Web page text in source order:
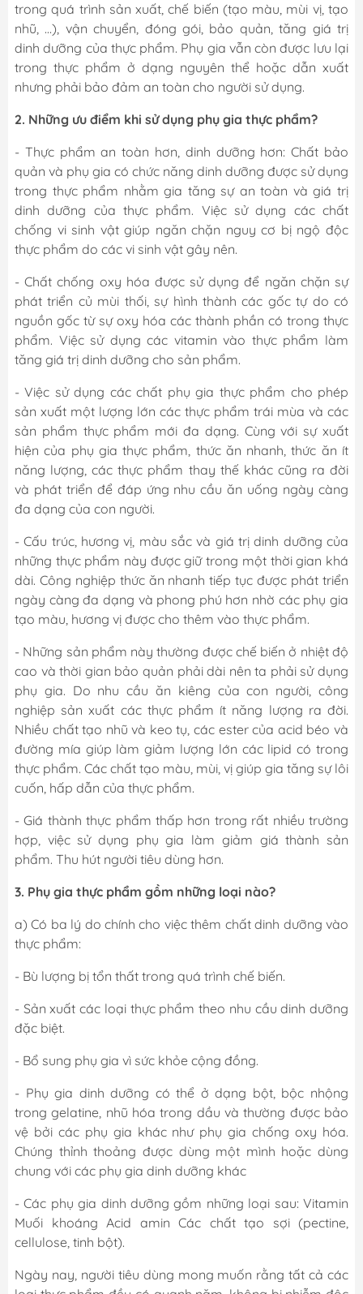
trong quá trình sản xuất, chế biến (tạo màu, mùi vị, tạo
nhũ, …), vận chuyển, đóng gói, bảo quản, tăng giá trị
dinh dưỡng của thực phẩm. Phụ gia vẫn còn được lưu lại
trong thực phẩm ở dạng nguyên thể hoặc dẫn xuất
nhưng phải bảo đảm an toàn cho người sử dụng.
2. Những ưu điểm khi sử dụng phụ gia thực phẩm?
- Thực phẩm an toàn hơn, dinh dưỡng hơn: Chất bảo
quản và phụ gia có chức năng dinh dưỡng được sử dụng
trong thực phẩm nhằm gia tăng sự an toàn và giá trị
dinh dưỡng của thực phẩm. Việc sử dụng các chất
chống vi sinh vật giúp ngăn chặn nguy cơ bị ngộ độc
thực phẩm do các vi sinh vật gây nên.
- Chất chống oxy hóa được sử dụng để ngăn chặn sự
phát triển củ mùi thối, sự hình thành các gốc tự do có
nguồn gốc từ sự oxy hóa các thành phần có trong thực
phẩm. Việc sử dụng các vitamin vào thực phẩm làm
tăng giá trị dinh dưỡng cho sản phẩm.
- Việc sử dụng các chất phụ gia thực phẩm cho phép
sản xuất một lượng lớn các thực phẩm trái mùa và các
sản phẩm thực phẩm mới đa dạng. Cùng với sự xuất
hiện của phụ gia thực phẩm, thức ăn nhanh, thức ăn ít
năng lượng, các thực phẩm thay thế khác cũng ra đời
và phát triển để đáp ứng nhu cầu ăn uống ngày càng
đa dạng của con người.
- Cấu trúc, hương vị, màu sắc và giá trị dinh dưỡng của
những thực phẩm này được giữ trong một thời gian khá
dài. Công nghiệp thức ăn nhanh tiếp tục được phát triển
ngày càng đa dạng và phong phú hơn nhờ các phụ gia
tạo màu, hương vị được cho thêm vào thực phẩm.
- Những sản phẩm này thường được chế biến ở nhiệt độ
cao và thời gian bảo quản phải dài nên ta phải sử dụng
phụ gia. Do nhu cầu ăn kiêng của con người, công
nghiệp sản xuất các thực phẩm ít năng lượng ra đời.
Nhiều chất tạo nhũ và keo tụ, các ester của acid béo và
đường mía giúp làm giảm lượng lớn các lipid có trong
thực phẩm. Các chất tạo màu, mùi, vị giúp gia tăng sự lôi
cuốn, hấp dẫn của thực phẩm.
- Giá thành thực phẩm thấp hơn trong rất nhiều trường
hợp, việc sử dụng phụ gia làm giảm giá thành sản
phẩm. Thu hút người tiêu dùng hơn.
3. Phụ gia thực phẩm gồm những loại nào?
a) Có ba lý do chính cho việc thêm chất dinh dưỡng vào
thực phẩm:
- Bù lượng bị tổn thất trong quá trình chế biến.
- Sản xuất các loại thực phẩm theo nhu cầu dinh dưỡng
đặc biệt.
- Bổ sung phụ gia vì sức khỏe cộng đồng.
- Phụ gia dinh dưỡng có thể ở dạng bột, bộc nhộng
trong gelatine, nhũ hóa trong dầu và thường được bảo
vệ bởi các phụ gia khác như phụ gia chống oxy hóa.
Chúng thỉnh thoảng được dùng một mình hoặc dùng
chung với các phụ gia dinh dưỡng khác
- Các phụ gia dinh dưỡng gồm những loại sau: Vitamin
Muối khoáng Acid amin Các chất tạo sợi (pectine,
cellulose, tinh bột).
Ngày nay, người tiêu dùng mong muốn rằng tất cả các